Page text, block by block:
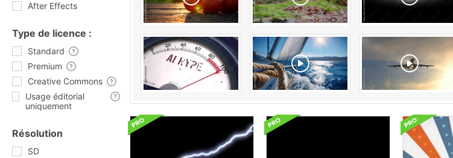
After Effects
Type de licence :
Standard
Premium
Creative Commons
Usage éditorial
uniquement
Résolution
SD